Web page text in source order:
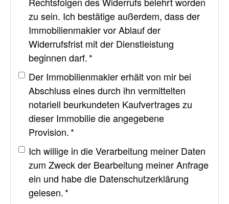
zu sein. Ich bestätige außerdem, dass der
Immobilienmakler vor Ablauf der
Widerrufsfrist mit der Dienstleistung
beginnen darf. *
Der Immobilienmakler erhält von mir bei
Abschluss eines durch ihn vermittelten
notariell beurkundeten Kaufvertrages zu
dieser Immobilie die angegebene
Provision. *
Ich willige in die Verarbeitung meiner Daten
zum Zweck der Bearbeitung meiner Anfrage
ein und habe die Datenschutzerklärung
gelesen. *